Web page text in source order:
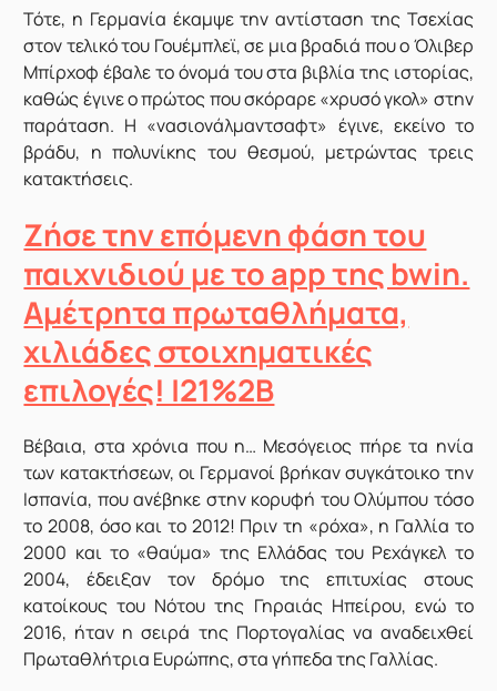
Τότε, η Γερμανία έκαμψε την αντίσταση της Τσεχίας
στον τελικό του Γουέμπλεϊ, σε μια βραδιά που ο Όλιβερ
Μπίρχοφ έβαλε το όνομά του στα βιβλία της ιστορίας,
καθώς έγινε ο πρώτος που σκόραρε «χρυσό γκολ» στην
παράταση. Η «νασιονάλμαντσαφτ» έγινε, εκείνο το
βράδυ, η πολυνίκης του θεσμού, μετρώντας τρεις
κατακτήσεις.
Ζήσε την επόμενη φάση του
παιχνιδιού με το app της bwin.
Αμέτρητα πρωταθλήματα,
χιλιάδες στοιχηματικές
επιλογές! |21%2B
Βέβαια, στα χρόνια που η… Μεσόγειος πήρε τα ηνία
των κατακτήσεων, οι Γερμανοί βρήκαν συγκάτοικο την
Ισπανία, που ανέβηκε στην κορυφή του Ολύμπου τόσο
το 2008, όσο και το 2012! Πριν τη «ρόχα», η Γαλλία το
2000 και το «θαύμα» της Ελλάδας του Ρεχάγκελ το
2004, έδειξαν τον δρόμο της επιτυχίας στους
κατοίκους του Νότου της Γηραιάς Ηπείρου, ενώ το
2016, ήταν η σειρά της Πορτογαλίας να αναδειχθεί
Πρωταθλήτρια Ευρώπης, στα γήπεδα της Γαλλίας.